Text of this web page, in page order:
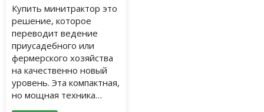
Купить минитрактор это
решение, которое
переводит ведение
приусадебного или
фермерского хозяйства
на качественно новый
уровень. Эта компактная,
но мощная техника…